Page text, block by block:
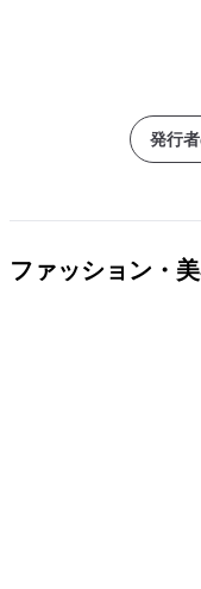
発行
ファッション・